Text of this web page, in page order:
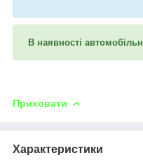
В наявності
Приховати
Характеристики